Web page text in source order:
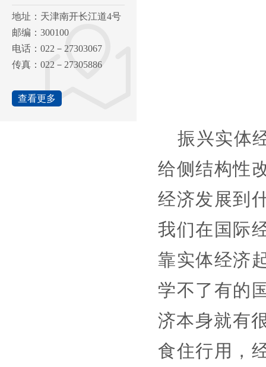
地址：天津南开长江道4号
邮编：300100
电话：022－27303067
传真：022－27305886
查看更多
振兴实体
给侧结构性
经济发展到
我们在国际
靠实体经济
学不了有的
济本身就有
食住行用，